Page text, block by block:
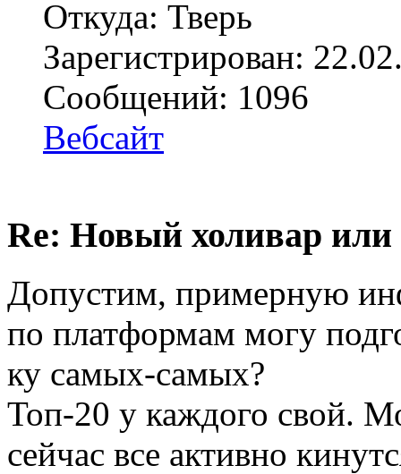
Откуда: Тверь
Зарегистрирован:
Сообщений: 1096
Вебсайт
Re: Новый холивар
Допустим, примерную
по платформам могу
ку самых-самых?
Топ-20 у каждого свой.
сейчас все активно